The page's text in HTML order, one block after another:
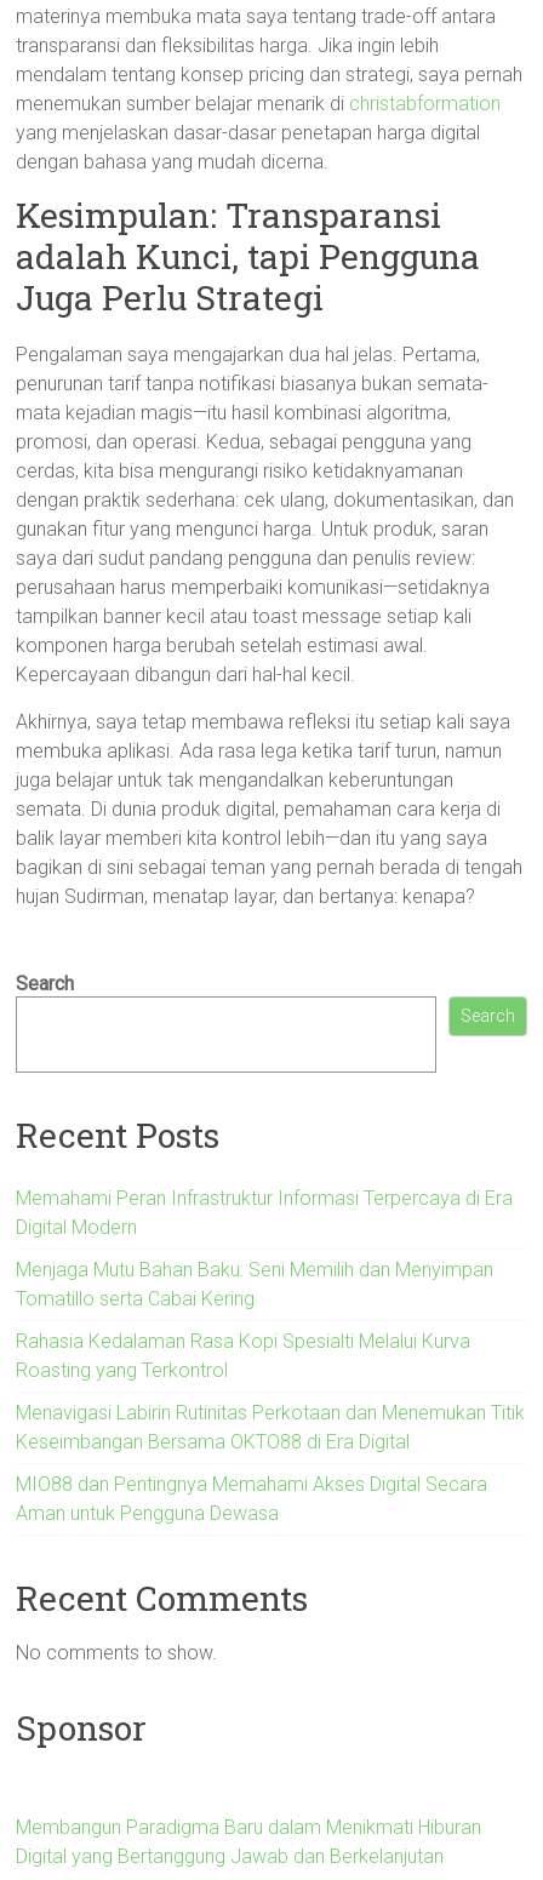
materinya membuka mata saya tentang trade-off antara
transparansi dan fleksibilitas harga. Jika ingin lebih
mendalam tentang konsep pricing dan strategi, saya pernah
menemukan sumber belajar menarik di christabformation
yang menjelaskan dasar-dasar penetapan harga digital
dengan bahasa yang mudah dicerna.
Kesimpulan: Transparansi
adalah Kunci, tapi Pengguna
Juga Perlu Strategi
Pengalaman saya mengajarkan dua hal jelas. Pertama,
penurunan tarif tanpa notifikasi biasanya bukan semata-
mata kejadian magis—itu hasil kombinasi algoritma,
promosi, dan operasi. Kedua, sebagai pengguna yang
cerdas, kita bisa mengurangi risiko ketidaknyamanan
dengan praktik sederhana: cek ulang, dokumentasikan, dan
gunakan fitur yang mengunci harga. Untuk produk, saran
saya dari sudut pandang pengguna dan penulis review:
perusahaan harus memperbaiki komunikasi—setidaknya
tampilkan banner kecil atau toast message setiap kali
komponen harga berubah setelah estimasi awal.
Kepercayaan dibangun dari hal-hal kecil.
Akhirnya, saya tetap membawa refleksi itu setiap kali saya
membuka aplikasi. Ada rasa lega ketika tarif turun, namun
juga belajar untuk tak mengandalkan keberuntungan
semata. Di dunia produk digital, pemahaman cara kerja di
balik layar memberi kita kontrol lebih—dan itu yang saya
bagikan di sini sebagai teman yang pernah berada di tengah
hujan Sudirman, menatap layar, dan bertanya: kenapa?
Search
Search
Recent Posts
Memahami Peran Infrastruktur Informasi Terpercaya di Era
Digital Modern
Menjaga Mutu Bahan Baku: Seni Memilih dan Menyimpan
Tomatillo serta Cabai Kering
Rahasia Kedalaman Rasa Kopi Spesialti Melalui Kurva
Roasting yang Terkontrol
Menavigasi Labirin Rutinitas Perkotaan dan Menemukan Titik
Keseimbangan Bersama OKTO88 di Era Digital
MIO88 dan Pentingnya Memahami Akses Digital Secara
Aman untuk Pengguna Dewasa
Recent Comments
No comments to show.
Sponsor
Membangun Paradigma Baru dalam Menikmati Hiburan
Digital yang Bertanggung Jawab dan Berkelanjutan